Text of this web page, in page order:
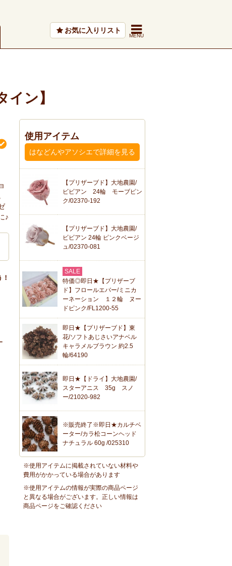
お気に入りリスト
ン】
♪
使用アイテム
はなどんやアソシエで詳細を見る
【プリザーブド】大地農園/
ビビアン 24輪 モーブピン
ク/02370-192
【プリザーブド】大地農園/
ビビアン 24輪 ピンクベージ
ュ/02370-081
SALE
特価◎即日★【プリザーブ
ド】フロールエバー/ミニカ
ーネーション １２輪 ヌー
ドピンク/FL1200-55
即日★【プリザーブド】東
花/ソフトあじさいアナベル
キャラメルブラウン 約2.5
輪/64190
即日★【ドライ】大地農園/
スターアニス 35g スノ
ー/21020-982
※販売終了※即日★カルチベ
ーター/カラ松コーンヘッド
ナチュラル 60g /025310
※使用アイテムに掲載されていない材料や
費用がかかっている場合があります
※使用アイテムの情報が実際の商品ページ
と異なる場合がございます。正しい情報は
商品ページをご確認ください